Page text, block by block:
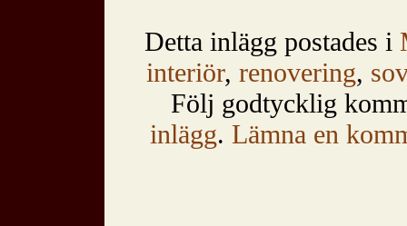
Detta inlägg postades i
interiör,renovering,
Följ godtycklig
inlägg. Lämna en